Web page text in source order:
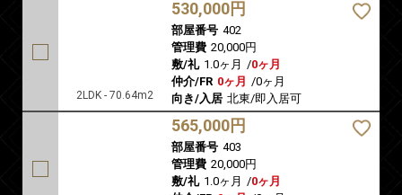
2LDK - 70.64m2
530,000円
部屋番号 402
管理費 20,000円
敷/礼 1.0ヶ月 /0ヶ月
仲介/FR 0ヶ月 /0ヶ月
向き/入居 北東/即入居可
565,000円
部屋番号 403
管理費 20,000円
敷/礼 1.0ヶ月 /0ヶ月